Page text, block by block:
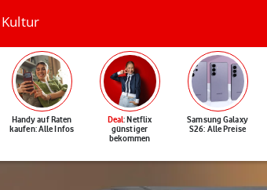
Handy auf Raten
kaufen: Alle Infos
Deal: Netflix
günstiger
bekommen
Samsung Galaxy
S26: Alle Preise